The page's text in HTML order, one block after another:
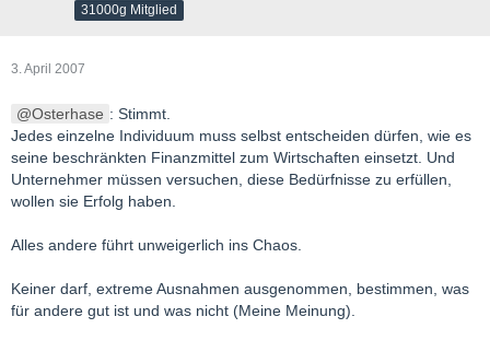
31000g Mitglied
3. April 2007
Osterhase : Stimmt.
Jedes einzelne Individuum muss selbst entscheiden dürfen, wie es
seine beschränkten Finanzmittel zum Wirtschaften einsetzt. Und
Unternehmer müssen versuchen, diese Bedürfnisse zu erfüllen,
wollen sie Erfolg haben.
Alles andere führt unweigerlich ins Chaos.
Keiner darf, extreme Ausnahmen ausgenommen, bestimmen, was
für andere gut ist und was nicht (Meine Meinung).